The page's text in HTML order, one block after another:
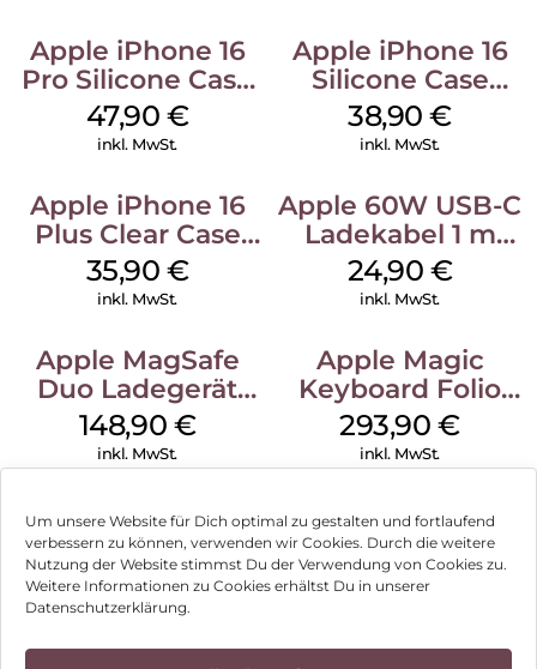
Um unsere Website für Dich optimal zu gestalten und fortlaufend
verbessern zu können, verwenden wir Cookies. Durch die weitere
Nutzung der Website stimmst Du der Verwendung von Cookies zu.
Weitere Informationen zu Cookies erhältst Du in unserer
Datenschutzerklärung.
Apple iPhone 16
Pro Silicone Case
MagSafe Denim
47,90 €
inkl. MwSt.
Apple iPhone 16
Silicone Case
MagSafe
Ultramarine
38,90€
inkl. MwSt.
Apple iPhone 16
Plus Clear Case
MagSafe
Transparent
35,90 €
inkl. MwSt.
Apple 60W USB-C
Ladekabel 1 m
Weiß
24,90 €
inkl. MwSt.
Apple MagSafe
Duo Ladegerät
Weiß
148,90 €
inkl. MwSt.
Apple Magic
Keyboard Folio
iPad 10.9″ (10.Gen.)
Weiß
293,90€
inkl. MwSt.
Impressum